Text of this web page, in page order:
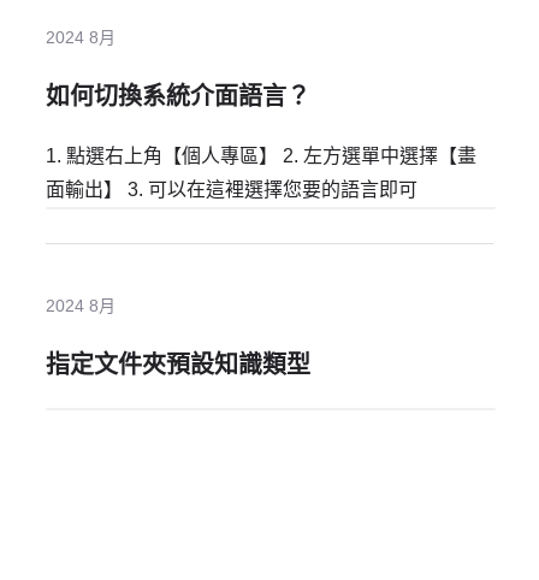
2024 8月
如何切換系統介面語言？
1. 點選右上角【個人專區】 2. 左方選單中選擇【畫
面輸出】 3. 可以在這裡選擇您要的語言即可
2024 8月
指定文件夾預設知識類型